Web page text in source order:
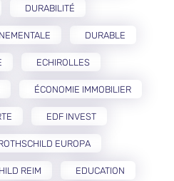
DURABILITÉ
DURABLE
ECHIROLLES
ÉCONOMIE IMMOBILIER
EDF INVEST
EUROPA
REIM EDUCATION